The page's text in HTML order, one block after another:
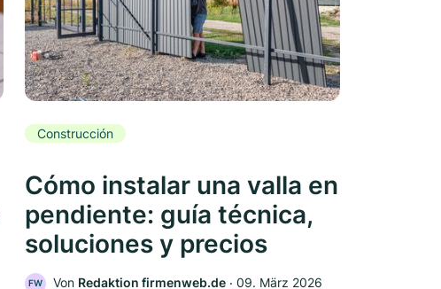
Construcción
Cómo instalar una valla en
pendiente: guía técnica,
soluciones y precios
FW Von Redaktion firmenweb.de ‧ 09. März 2026